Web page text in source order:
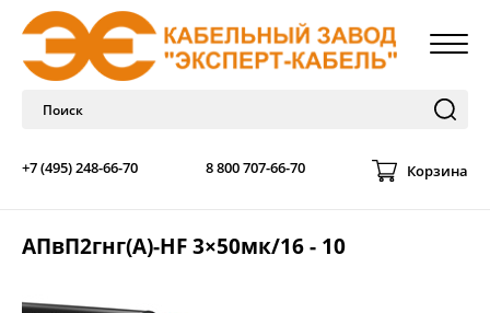
+7 (495) 248-66-70 8 800 707-66-70 Корзина
АПвП2гнг(А)-HF 3×50мк/16 - 10